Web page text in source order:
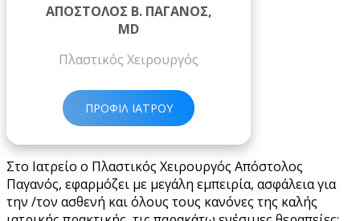
ΑΠΌΣΤΟΛΟΣ Β. ΠΑΓΑΝΌΣ,
MD
Πλαστικός Χειρουργός
ΠΡΟΦΙΛ ΙΑΤΡΟΥ
Στο Ιατρείο ο Πλαστικός Χειρουργός Απόστολος
Παγανός, εφαρμόζει με μεγάλη εμπειρία, ασφάλεια για
την /τον ασθενή και όλους τους κανόνες της καλής